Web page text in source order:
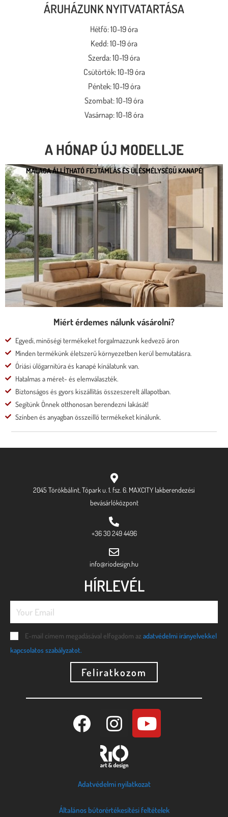
ÁRUHÁZUNK NYITVATARTÁSA
Hétfő: 10-19 óra
Kedd: 10-19 óra
Szerda: 10-19 óra
Csütörtök: 10-19 óra
Péntek: 10-19 óra
Szombat: 10-19 óra
Vasárnap: 10-18 óra
A HÓNAP ÚJ MODELLJE
MALAGA ÁLLÍTHATÓ FEJTÁMLÁS ÉS ÜLÉSMÉLYSÉGŰ KANAPÉ
MALAGA ÁLLÍTHATÓ FEJTÁMLÁS ÉS
ÜLÉSMÉLYSÉGŰ KANAPÉ
* kedvező ár
* moduláris rendszer
* motoros állíthatóság
Megnézem
Miért érdemes nálunk vásárolni?
Egyedi, minőségi termékeket forgalmazzunk kedvező áron
Minden termékünk életszerű környezetben kerül bemutatásra.
Óriási ülőgarnitúra és kanapé kínálatunk van.
Hatalmas a méret- és elemválaszték.
Biztonságos és gyors kiszállítás összeszerelt állapotban.
Segítünk Önnek otthonosan berendezni lakását!
Színben és anyagban összeillő termékeket kínálunk.
2045 Törökbálint, Tópark u. 1. fsz. 6. MAXCITY lakberendezési
bevásárlóközpont
+36 30 249 4496
info@riodesign.hu
HÍRLEVÉL
E-mail címem megadásával elfogadom az adatvédelmi irányelvekkel
kapcsolatos szabályzatot.
Feliratkozom
Adatvédelmi nyilatkozat
Általános bútorértékesítési feltételek